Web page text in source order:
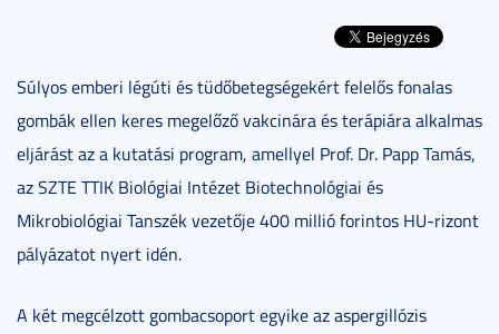
Súlyos emberi légúti és tüdőbetegségekért felelős fonalas
gombák ellen keres megelőző vakcinára és terápiára alkalmas
eljárást az a kutatási program, amellyel Prof. Dr. Papp Tamás,
az SZTE TTIK Biológiai Intézet Biotechnológiai és
Mikrobiológiai Tanszék vezetője 400 millió forintos HU-rizont
pályázatot nyert idén.
A két megcélzott gombacsoport egyike az aspergillózis